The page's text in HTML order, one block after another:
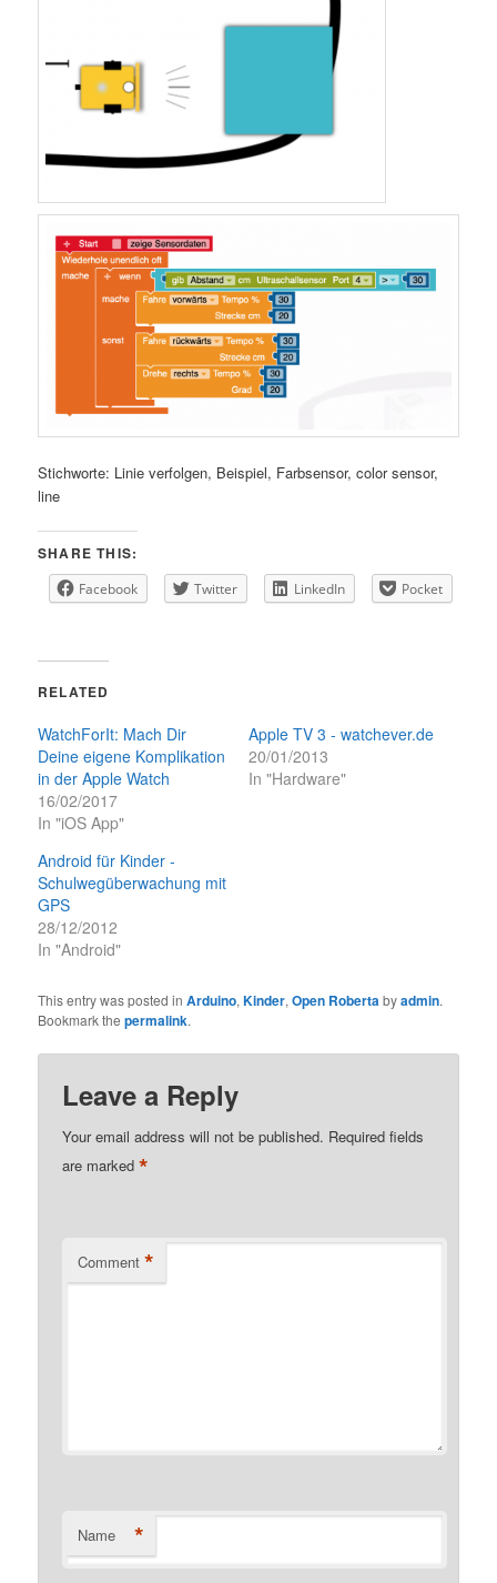
Stichworte: Linie verfolgen, Beispiel, Farbsensor, color sensor,
line
SHARE THIS:
Facebook Twitter LinkedIn Pocket
RELATED
WatchForIt: Mach Dir
Deine eigene Komplikation
in der Apple Watch
16/02/2017
In "iOS App"
Apple TV 3 - watchever.de
20/01/2013
In "Hardware"
Android für Kinder -
Schulwegüberwachung mit
GPS
28/12/2012
In "Android"
This entry was posted inArduino,Kinder,Open Robertabyadmin.
Bookmark thepermalink.
Leave a Reply
Your email address will not be published. Required fields
are marked*
Comment *
Name *